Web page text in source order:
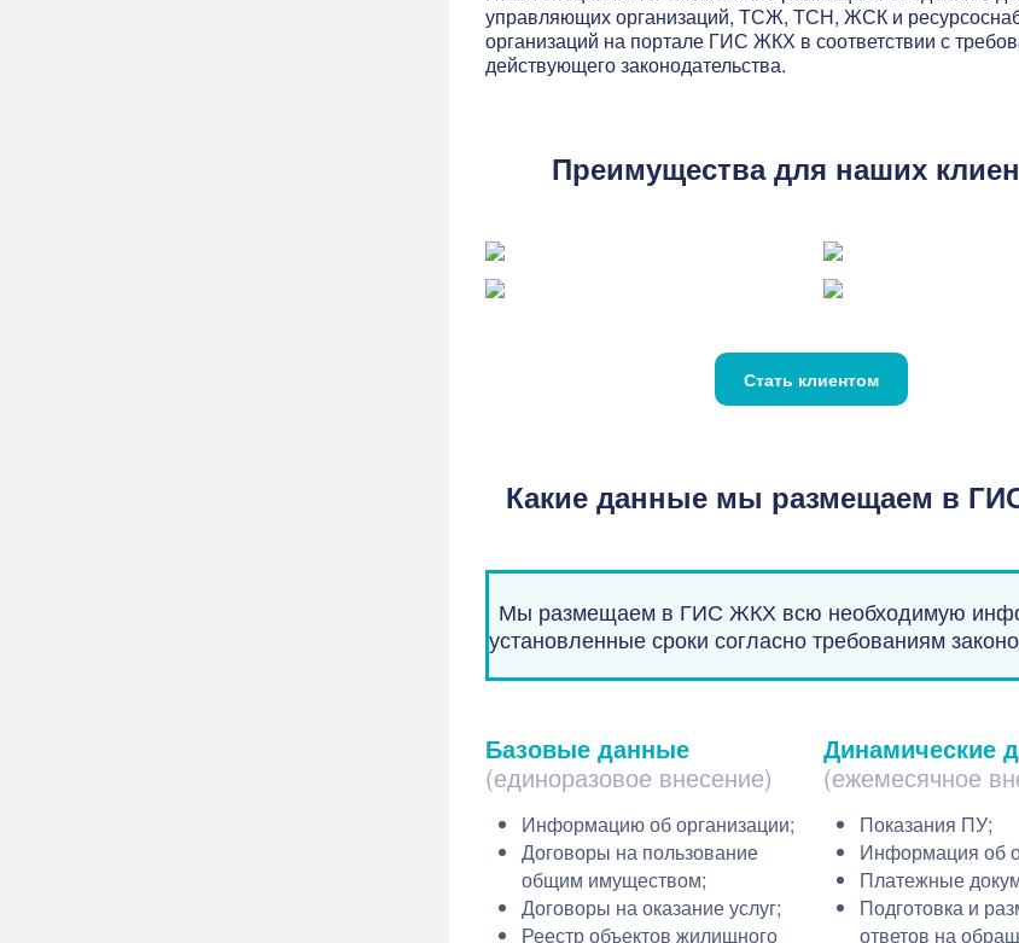
управляющих организаций, ТСЖ, ТСН, ЖСК и
организаций на портале ГИС ЖКХ в соответствии с
действующего законодательства.
Преимущества для наших
Стать клиентом
Какие данные мы размещаем в
Мы размещаем в ГИС ЖКХ всю необходимую
установленные сроки согласно требованиям
Базовые данные
(единоразовое внесение)
Информацию об организации;
Договоры на пользование
общим имуществом;
Договоры на оказание услуг;
Реестр объектов жилищного
Динамические
(ежемесячное
Показания ПУ;
Информация об
Платежные
Подготовка и
ответов на